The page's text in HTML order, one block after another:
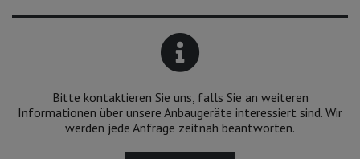
Bitte kontaktieren Sie uns, falls Sie an weiteren
Informationen über unsere Anbaugeräte interessiert sind. Wir
werden jede Anfrage zeitnah beantworten.